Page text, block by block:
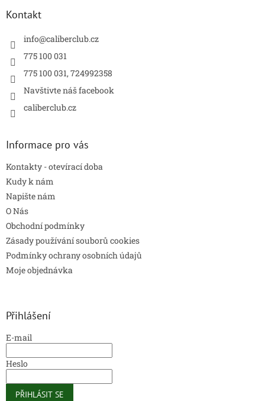
Kontakt
info@caliberclub.cz
775 100 031
775 100 031, 724992358
Navštivte náš facebook
caliberclub.cz
Informace pro vás
Kontakty - otevírací doba
Kudy k nám
Napište nám
O Nás
Obchodní podmínky
Zásady používání souborů cookies
Podmínky ochrany osobních údajů
Moje objednávka
Přihlášení
E-mail
Heslo
PŘIHLÁSIT SE